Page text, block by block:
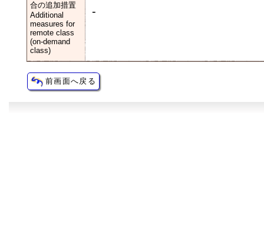
合の追加措置
Additional
measures for
remote class
(on-demand
class)
-